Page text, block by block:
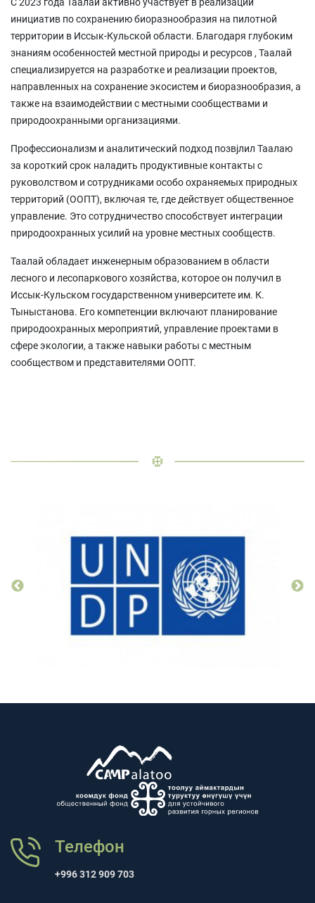
инициатив по сохранению биоразнообразия на пилотной
территории в Иссык-Кульской области. Благодаря глубоким
знаниям особенностей местной природы и ресурсов , Таалай
специализируется на разработке и реализации проектов,
направленных на сохранение экосистем и биоразнообразия, а
также на взаимодействии с местными сообществами и
природоохранными организациями.
Профессионализм и аналитический подход позвjлил Таалаю
за короткий срок наладить продуктивные контакты с
руковолством и сотрудниками особо охраняемых природных
территорий (ООПТ), включая те, где действует общественное
управление. Это сотрудничество способствует интеграции
природоохранных усилий на уровне местных сообществ.
Таалай обладает инженерным образованием в области
лесного и лесопаркового хозяйства, которое он получил в
Иссык-Кульском государственном университете им. К.
Тыныстанова. Его компетенции включают планирование
природоохранных мероприятий, управление проектами в
сфере экологии, а также навыки работы с местным
сообществом и представителями ООПТ.
Телефон
+996 312 909 703